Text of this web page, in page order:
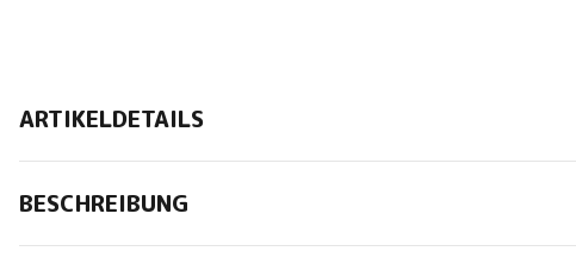
ARTIKELDETAILS
BESCHREIBUNG